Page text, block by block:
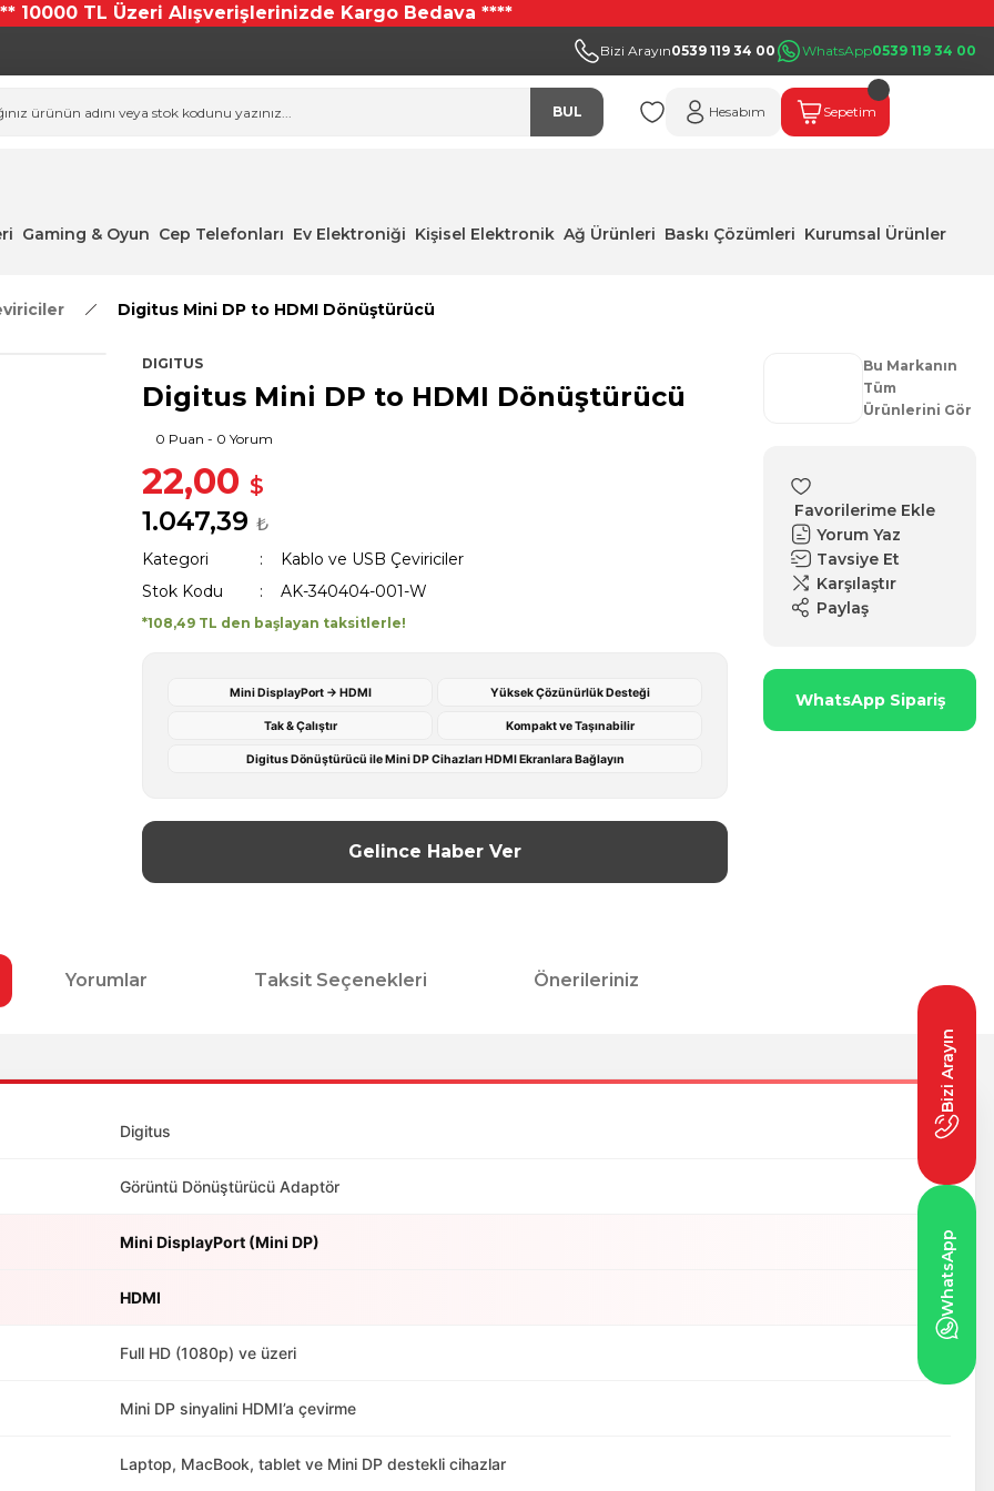
10000 TL Üzeri Alışverişlerinizde Kargo Bedava ****
Bizi Arayın0539 119 34 00 WhatsApp0539 119 34 00
BUL Hesabım Sepetim
Gaming & Oyun Cep Telefonları Ev Elektroniği Kişisel Elektronik Ağ Ürünleri Baskı Çözümleri Kurumsal Ürünler
Digitus Mini DP to HDMI Dönüştürücü
DIGITUS
Digitus Mini DP to HDMI Dönüştürücü
0 Puan - 0 Yorum
22,00 $
1.047,39 ₺
Kategori
Kablo ve USB Çeviriciler
Stok Kodu
AK-340404-001-W
*108,49 TL den başlayan taksitlerle!
Mini DisplayPort → HDMI Yüksek Çözünürlük Desteği
Tak & Çalıştır Kompakt ve Taşınabilir
Digitus Dönüştürücü ile Mini DP Cihazları HDMI Ekranlara Bağlayın
Gelince Haber Ver
Bu Markanın
Tüm
Ürünlerini Gör
Yorum Yaz
Tavsiye Et
Karşılaştır
Paylaş
WhatsApp Sipariş
Yorumlar Taksit Seçenekleri Önerileriniz
Digitus
Görüntü Dönüştürücü Adaptör
Mini DisplayPort (Mini DP)
HDMI
Full HD (1080p) ve üzeri
Mini DP sinyalini HDMI’a çevirme
Laptop, MacBook, tablet ve Mini DP destekli cihazlar
Bizi Arayın
WhatsApp